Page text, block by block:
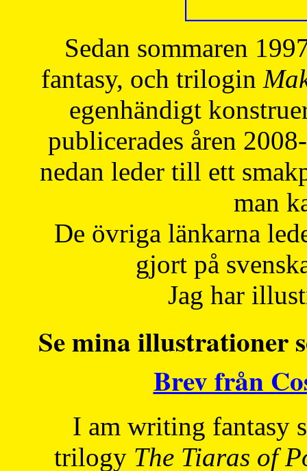
Sedan sommaren
fantasy, och trilogin
egenhändigt
publicerades åren
nedan leder till ett
man
De övriga länkarna
gjort på
Jag har
Se mina illustrationer
Brev från
I am writing fantasy
trilogy The Tiaras of